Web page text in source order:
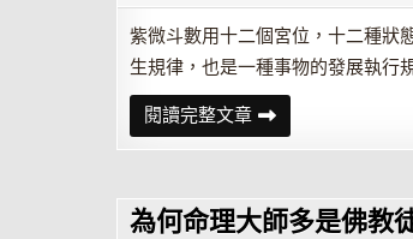
紫微斗數用十二個宮位，十二種狀
生規律，也是一種事物的發展執行
閱讀完整文章紫
微
斗
二
長
為何命理大師多是佛教